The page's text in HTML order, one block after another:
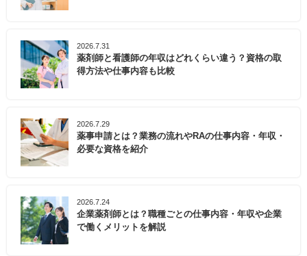
2026.7.31
薬剤師と看護師の年収はどれくらい違う？資格の取
得方法や仕事内容も比較
2026.7.29
薬事申請とは？業務の流れやRAの仕事内容・年収・
必要な資格を紹介
2026.7.24
企業薬剤師とは？職種ごとの仕事内容・年収や企業
で働くメリットを解説